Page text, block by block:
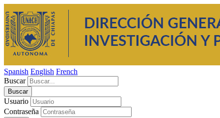
Spanish English French
Buscar
Usuario
Contraseña